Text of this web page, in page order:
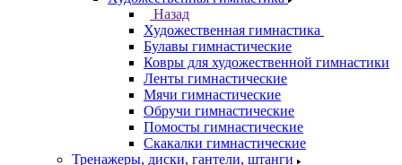
Назад
Художественная гимнастика
Булавы гимнастические
Ковры для художественной гимнастики
Ленты гимнастические
Мячи гимнастические
Обручи гимнастические
Помосты гимнастические
Скакалки гимнастические
Тренажеры, диски, гантели, штанги